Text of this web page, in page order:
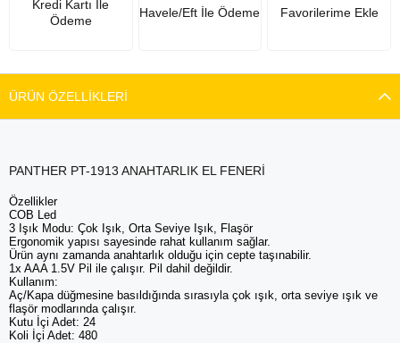
Kredi Kartı İle
Ödeme
Havele/Eft İle Ödeme Favorilerime Ekle
ÜRÜN ÖZELLIKLERI
PANTHER PT-1913 ANAHTARLIK EL FENERİ
Özellikler
COB Led
3 Işık Modu: Çok Işık, Orta Seviye Işık, Flaşör
Ergonomik yapısı sayesinde rahat kullanım sağlar.
Ürün aynı zamanda anahtarlık olduğu için cepte taşınabilir.
1x AAA 1.5V Pil ile çalışır. Pil dahil değildir.
Kullanım:
Aç/Kapa düğmesine basıldığında sırasıyla çok ışık, orta seviye ışık ve
flaşör modlarında çalışır.
Kutu İçi Adet: 24
Koli İçi Adet: 480